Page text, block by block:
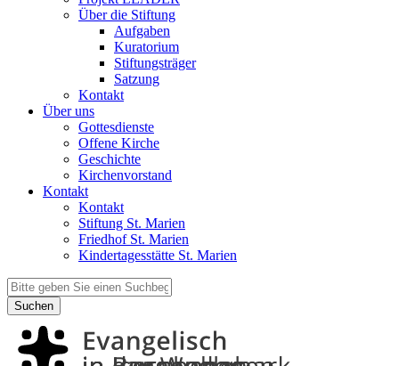
Über die Stiftung
Aufgaben
Kuratorium
Stiftungsträger
Satzung
Kontakt
Über uns
Gottesdienste
Offene Kirche
Geschichte
Kirchenvorstand
Kontakt
Kontakt
Stiftung St. Marien
Friedhof St. Marien
Kindertagesstätte St. Marien
Suchen